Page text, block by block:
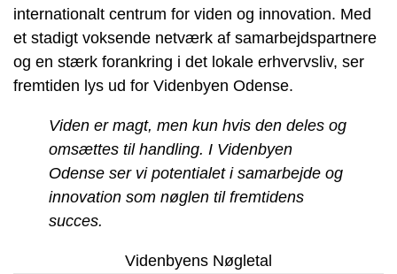
internationalt centrum for viden og innovation. Med
et stadigt voksende netværk af samarbejdspartnere
og en stærk forankring i det lokale erhvervsliv, ser
fremtiden lys ud for Videnbyen Odense.
Viden er magt, men kun hvis den deles og
omsættes til handling. I Videnbyen
Odense ser vi potentialet i samarbejde og
innovation som nøglen til fremtidens
succes.
Videnbyens Nøgletal